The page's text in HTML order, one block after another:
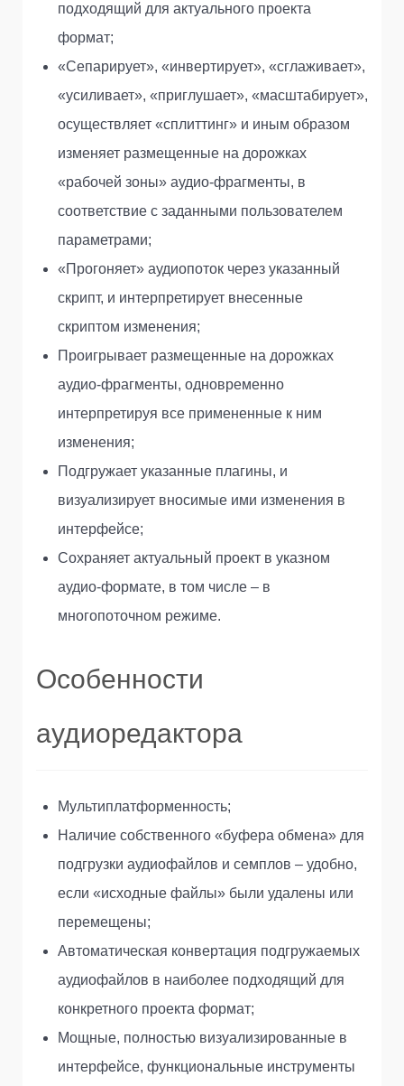
подходящий для актуального проекта
формат;
«Сепарирует», «инвертирует», «сглаживает»,
«усиливает», «приглушает», «масштабирует»,
осуществляет «сплиттинг» и иным образом
изменяет размещенные на дорожках
«рабочей зоны» аудио-фрагменты, в
соответствие с заданными пользователем
параметрами;
«Прогоняет» аудиопоток через указанный
скрипт, и интерпретирует внесенные
скриптом изменения;
Проигрывает размещенные на дорожках
аудио-фрагменты, одновременно
интерпретируя все примененные к ним
изменения;
Подгружает указанные плагины, и
визуализирует вносимые ими изменения в
интерфейсе;
Сохраняет актуальный проект в указном
аудио-формате, в том числе – в
многопоточном режиме.
Особенности
аудиоредактора
Мультиплатформенность;
Наличие собственного «буфера обмена» для
подгрузки аудиофайлов и семплов – удобно,
если «исходные файлы» были удалены или
перемещены;
Автоматическая конвертация подгружаемых
аудиофайлов в наиболее подходящий для
конкретного проекта формат;
Мощные, полностью визуализированные в
интерфейсе, функциональные инструменты